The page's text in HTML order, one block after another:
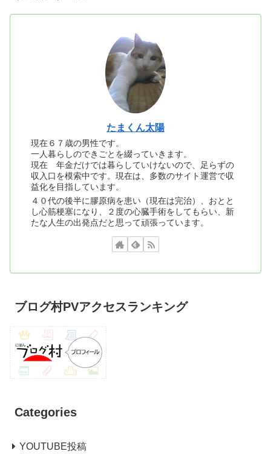
たまくん太陽
現在６７歳の男性です。
一人暮らしのできごとを綴っていきます。
現在 年金だけでは暮らしていけないので、足らずの
収入口を模索中です。現在は、多数のサイト運営で収
益化を目指しています。
４０代の後半に膠原病を患い（現在は完治）、おとと
し心筋梗塞になり、２度の心臓手術をしてもらい、新
たな人生の出発点だと思って頑張っています。
ブログ村PVアクセスランキング
Categories
YOUTUBE投稿